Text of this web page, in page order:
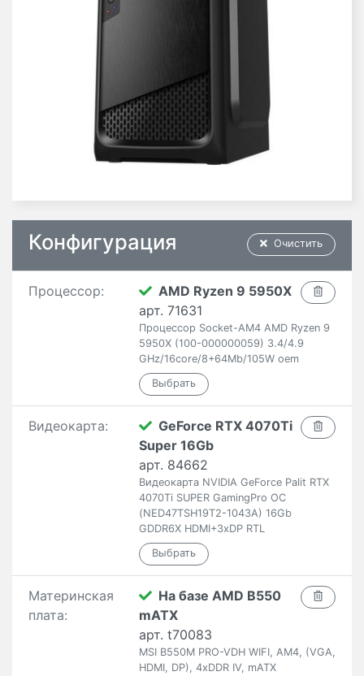
Очистить
Конфигурация
Процессор:
AMD Ryzen 9 5950X
арт. 71631
Процессор Socket-AM4 AMD Ryzen 9
5950X (100-000000059) 3.4/4.9
GHz/16core/8+64Mb/105W oem
Видеокарта:
GeForce RTX 4070Ti
Super 16Gb
арт. 84662
Видеокарта NVIDIA GeForce Palit RTX
4070Ti SUPER GamingPro OC
(NED47TSH19T2-1043A) 16Gb
GDDR6X HDMI+3xDP RTL
Материнская
плата:
На базе AMD B550
mATX
арт. t70083
MSI B550M PRO-VDH WIFI, AM4, (VGA,
HDMI, DP), 4xDDR IV, mATX